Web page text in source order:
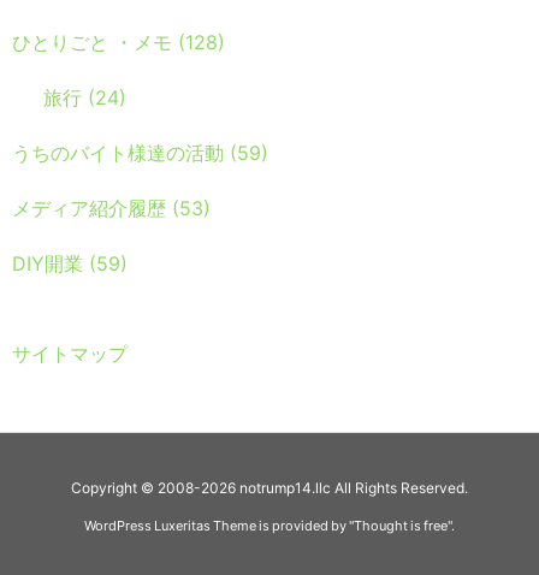
ひとりごと ・メモ (128)
旅行 (24)
うちのバイト様達の活動 (59)
メディア紹介履歴 (53)
DIY開業 (59)
サイトマップ
Copyright © 2008-2026 notrump14.llc All Rights Reserved.
WordPress Luxeritas Theme is provided by "Thought is free".